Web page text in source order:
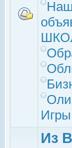
Игры
Из